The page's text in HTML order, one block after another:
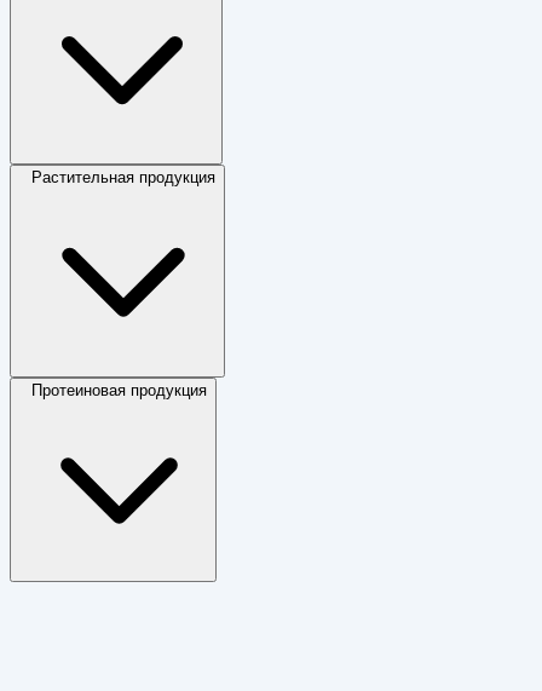
Растительная продукция
Протеиновая продукция